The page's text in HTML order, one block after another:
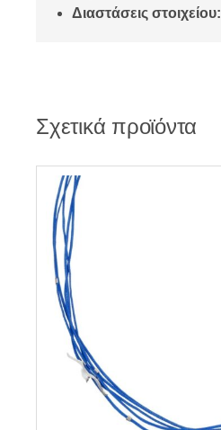
Διαστάσεις στοιχείου:
Σχετικά προϊόντα